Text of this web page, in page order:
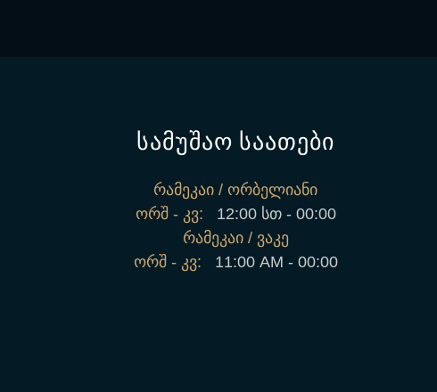
სამუშაო საათები
რამეკაი / ორბელიანი
ორშ - კვ:
12:00 სთ - 00:00
რამეკაი / ვაკე
ორშ - კვ:
11:00 AM - 00:00